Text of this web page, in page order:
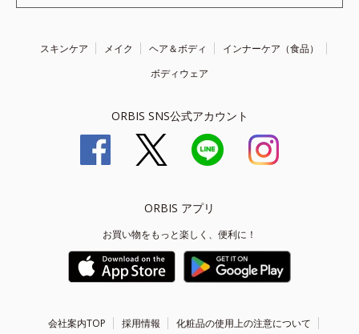
スキンケア メイク ヘア＆ボディ
インナーケア（食品）
ボディウェア
ORBIS SNS公式アカウント
ORBIS アプリ
お買い物をもっと楽しく、便利に！
会社案内TOP 採用情報 化粧品の使用上の注意について